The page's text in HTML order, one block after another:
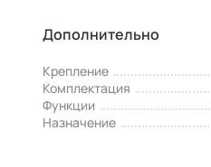
Дополнительно
Крепление
Комплектация
Функции
Назначение